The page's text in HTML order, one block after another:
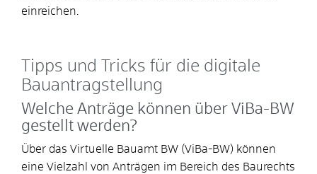
einreichen.
Tipps und Tricks für die digitale
Bauantragstellung
Welche Anträge können über ViBa-BW
gestellt werden?
Über das Virtuelle Bauamt BW (ViBa-BW) können
eine Vielzahl von Anträgen im Bereich des Baurechts